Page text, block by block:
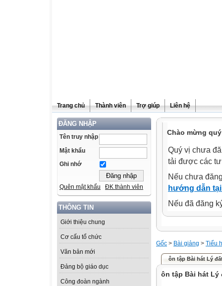
Trang chủ Thành viên Trợ giúp Liên hệ
ĐĂNG NHẬP
Tên truy nhập
Mật khẩu
Ghi nhớ
Quên mật khẩu ĐK thành viên
THÔNG TIN
Giới thiệu chung
Cơ cấu tổ chức
Văn bản mới
Đảng bộ giáo dục
Công đoàn ngành
Chào mừng
Quý vị chưa
tải được các
Nếu chưa
hướng dẫn
Nếu đã đăng
Gốc > Bài giảng > Tiểu
ôn tập Bài hát Lý
ôn tập Bài hát Lý